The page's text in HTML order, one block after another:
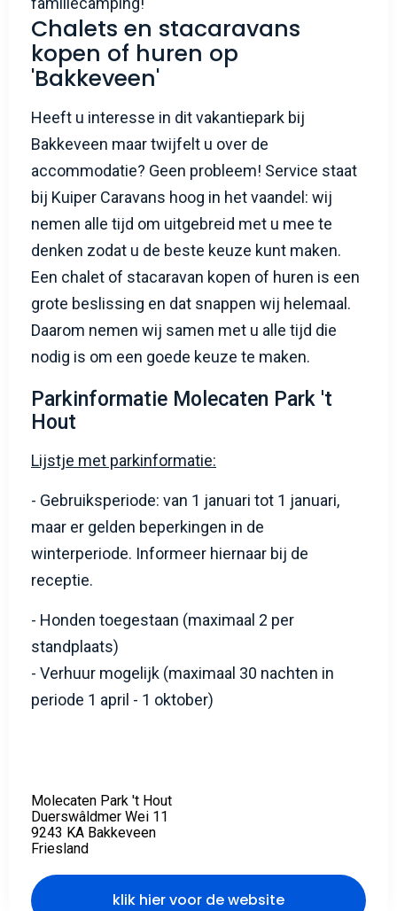
Chalets en stacaravans
kopen of huren op
'Bakkeveen'
Heeft u interesse in dit vakantiepark bij
Bakkeveen maar twijfelt u over de
accommodatie? Geen probleem! Service staat
bij Kuiper Caravans hoog in het vaandel: wij
nemen alle tijd om uitgebreid met u mee te
denken zodat u de beste keuze kunt maken.
Een chalet of stacaravan kopen of huren is een
grote beslissing en dat snappen wij helemaal.
Daarom nemen wij samen met u alle tijd die
nodig is om een goede keuze te maken.
Parkinformatie Molecaten Park 't
Hout
Lijstje met parkinformatie:
- Gebruiksperiode: van 1 januari tot 1 januari,
maar er gelden beperkingen in de
winterperiode. Informeer hiernaar bij de
receptie.
- Honden toegestaan (maximaal 2 per
standplaats)
- Verhuur mogelijk (maximaal 30 nachten in
periode 1 april - 1 oktober)
Molecaten Park 't Hout
Duerswâldmer Wei 11
9243 KA Bakkeveen
Friesland
klik hier voor de website